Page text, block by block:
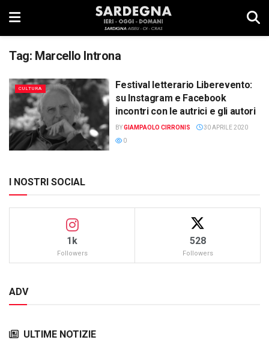
Tag: Marcello Introna
CULTURA
Festival letterario Liberevento:
su Instagram e Facebook
incontri con le autrici e gli autori
BYGIAMPAOLO CIRRONIS
30 APRILE 2020
0
I NOSTRI SOCIAL
1k
Followers
528
Followers
ADV
ULTIME NOTIZIE